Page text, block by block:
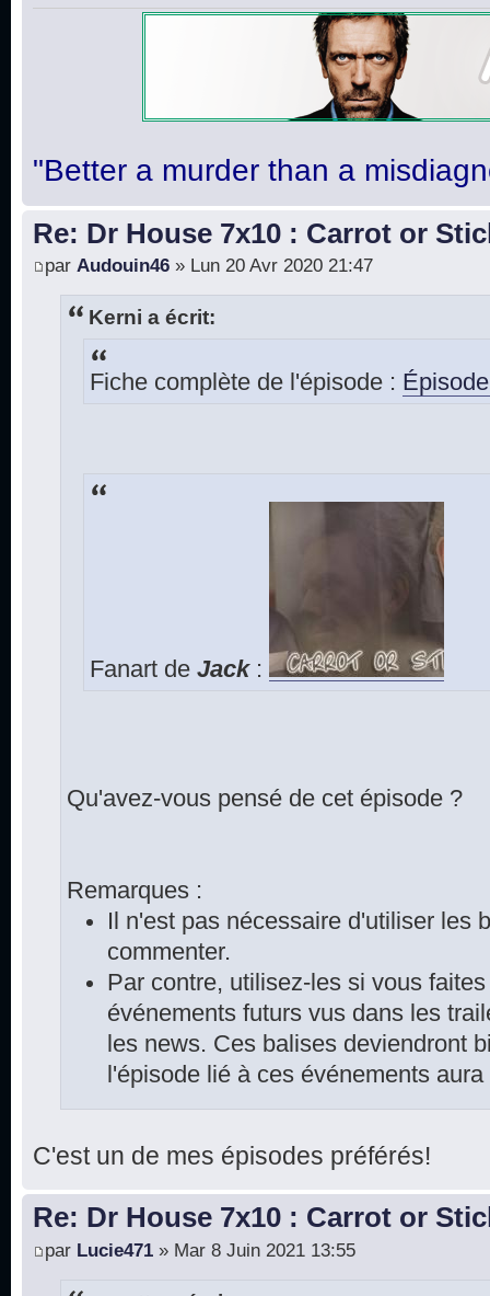
"Better a murder than a
Re: Dr House 7x10 : Carrot or
par Audouin46 » Lun 20 Avr 2020 21:47
Kerni a écrit:
Fiche complète de l'épisode :
Fanart de Jack:
Qu'avez-vous pensé de cet épisode ?
Remarques :
Il n'est pas nécessaire d'utiliser les
commenter.
Par contre, utilisez-les si vous
événements futurs vus dans les
les news. Ces balises deviendront
l'épisode lié à ces événements
C'est un de mes épisodes préférés!
Re: Dr House 7x10 : Carrot or
par Lucie471 » Mar 8 Juin 2021 13:55